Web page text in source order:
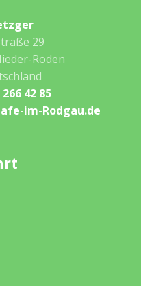
29
Roden
42 85
im-Rodgau.de